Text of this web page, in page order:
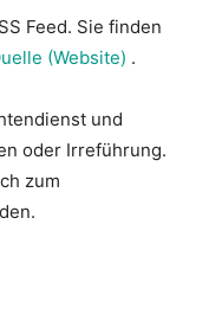
Feed. Sie finden
(Website) .
und
oder Irreführung.
zum